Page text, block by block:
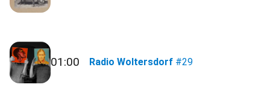
01:00 Radio Woltersdorf #29